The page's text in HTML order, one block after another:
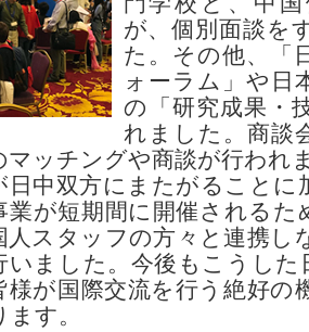
が、個別面談を
た。その他、「
ォーラム」や日
の「研究成果・
れました。商談
マッチングや商談が行われ
日中双方にまたがることに
業が短期間に開催されるた
人スタッフの方々と連携し
いました。今後もこうした
様が国際交流を行う絶好の
す。